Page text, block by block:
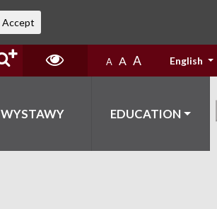
A A A English
WYSTAWY EDUCATION
Accept